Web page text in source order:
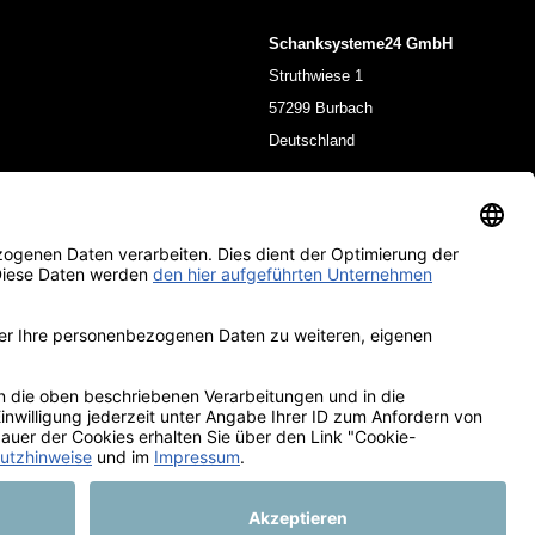
Schanksysteme24 GmbH
Struthwiese 1
57299 Burbach
Deutschland